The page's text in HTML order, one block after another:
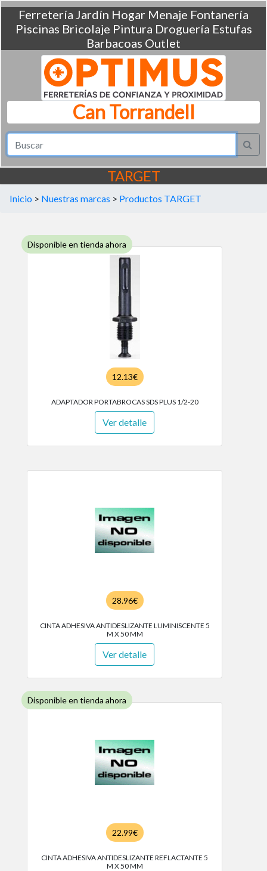
Ferretería Jardín Hogar Menaje Fontanería
Piscinas Bricolaje Pintura Droguería Estufas
Barbacoas Outlet
Can Torrandell
TARGET
Inicio > Nuestras marcas > Productos TARGET
Disponible en tienda ahora
12.13€
ADAPTADOR PORTABROCAS SDS PLUS 1/2-20
Ver detalle
28.96€
CINTA ADHESIVA ANTIDESLIZANTE LUMINISCENTE 5
M X 50 MM
Ver detalle
Disponible en tienda ahora
22.99€
CINTA ADHESIVA ANTIDESLIZANTE REFLACTANTE 5
M X 50 MM